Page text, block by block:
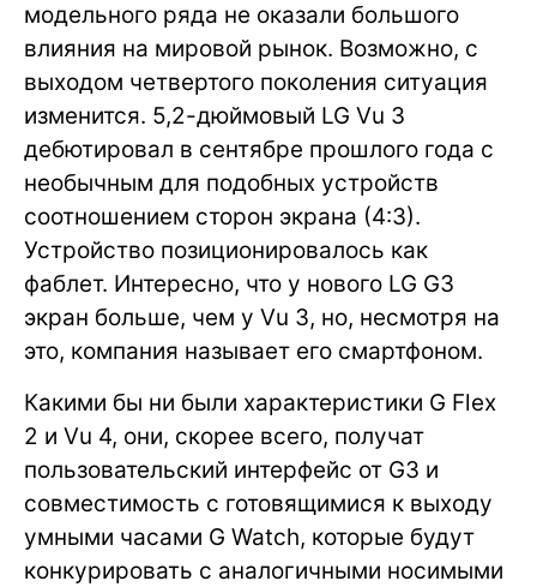
модельного ряда не оказали большого
влияния на мировой рынок. Возможно, с
выходом четвертого поколения ситуация
изменится. 5,2-дюймовый LG Vu 3
дебютировал в сентябре прошлого года с
необычным для подобных устройств
соотношением сторон экрана (4:3).
Устройство позиционировалось как
фаблет. Интересно, что у нового LG G3
экран больше, чем у Vu 3, но, несмотря на
это, компания называет его смартфоном.
Какими бы ни были характеристики G Flex
2 и Vu 4, они, скорее всего, получат
пользовательский интерфейс от G3 и
совместимость с готовящимися к выходу
умными часами G Watch, которые будут
конкурировать с аналогичными носимыми